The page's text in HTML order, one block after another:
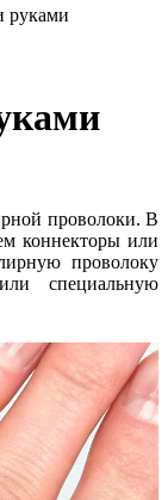
руками
проволоки. В
коннекторы или
проволоку
специальную